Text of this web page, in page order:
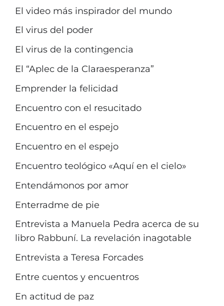
El video más inspirador del mundo
El virus del poder
El virus de la contingencia
El “Aplec de la Claraesperanza”
Emprender la felicidad
Encuentro con el resucitado
Encuentro en el espejo
Encuentro en el espejo
Encuentro teológico «Aquí en el cielo»
Entendámonos por amor
Enterradme de pie
Entrevista a Manuela Pedra acerca de su
libro Rabbuní. La revelación inagotable
Entrevista a Teresa Forcades
Entre cuentos y encuentros
En actitud de paz